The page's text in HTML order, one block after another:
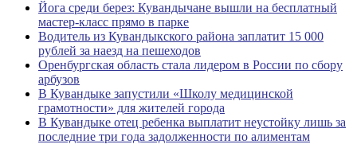
Йога среди берез: Кувандычане вышли на бесплатный
мастер-класс прямо в парке
Водитель из Кувандыкского района заплатит 15 000
рублей за наезд на пешеходов
Оренбургская область стала лидером в России по сбору
арбузов
В Кувандыке запустили «Школу медицинской
грамотности» для жителей города
В Кувандыке отец ребенка выплатит неустойку лишь за
последние три года задолженности по алиментам